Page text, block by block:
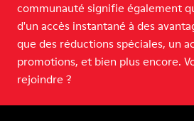
communauté signifie également
d'un accès instantané à des
que des réductions spéciales, un
promotions, et bien plus encore.
rejoindre ?